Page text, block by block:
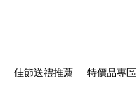
佳節送禮推薦 特價品專區